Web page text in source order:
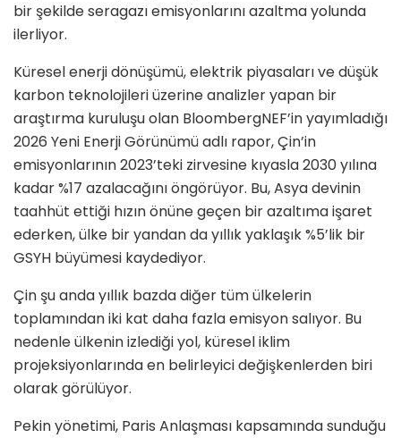
bir şekilde seragazı emisyonlarını azaltma yolunda
ilerliyor.
Küresel enerji dönüşümü, elektrik piyasaları ve düşük
karbon teknolojileri üzerine analizler yapan bir
araştırma kuruluşu olan BloombergNEF’in yayımladığı
2026 Yeni Enerji Görünümü adlı rapor, Çin’in
emisyonlarının 2023’teki zirvesine kıyasla 2030 yılına
kadar %17 azalacağını öngörüyor. Bu, Asya devinin
taahhüt ettiği hızın önüne geçen bir azaltıma işaret
ederken, ülke bir yandan da yıllık yaklaşık %5’lik bir
GSYH büyümesi kaydediyor.
Çin şu anda yıllık bazda diğer tüm ülkelerin
toplamından iki kat daha fazla emisyon salıyor. Bu
nedenle ülkenin izlediği yol, küresel iklim
projeksiyonlarında en belirleyici değişkenlerden biri
olarak görülüyor.
Pekin yönetimi, Paris Anlaşması kapsamında sunduğu